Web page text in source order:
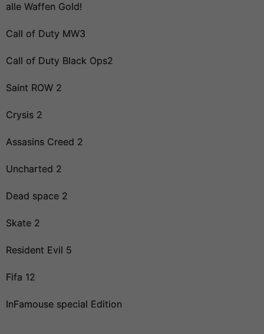
alle Waffen Gold!
Call of Duty MW3
Call of Duty Black Ops2
Saint ROW 2
Crysis 2
Assasins Creed 2
Uncharted 2
Dead space 2
Skate 2
Resident Evil 5
Fifa 12
InFamouse special Edition